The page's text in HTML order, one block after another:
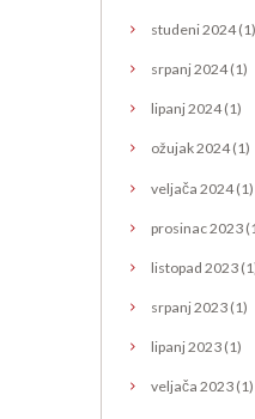
studeni2024(1)
srpanj2024(1)
lipanj2024(1)
ožujak2024(1)
veljača 2024(1)
prosinac2023
listopad 2023
srpanj2023(1)
lipanj2023(1)
veljača 2023(1)